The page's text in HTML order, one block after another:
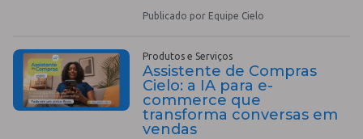
Publicado por Equipe Cielo
Produtos e Serviços
Assistente de Compras
Cielo: a IA para e-
commerce que
transforma conversas em
vendas